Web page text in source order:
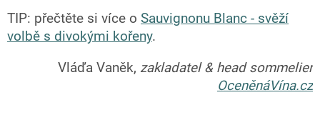
TIP: přečtěte si více o Sauvignonu Blanc - svěží
volbě s divokými kořeny.
Vláďa Vaněk, zakladatel & head sommelier
OceněnáVína.cz